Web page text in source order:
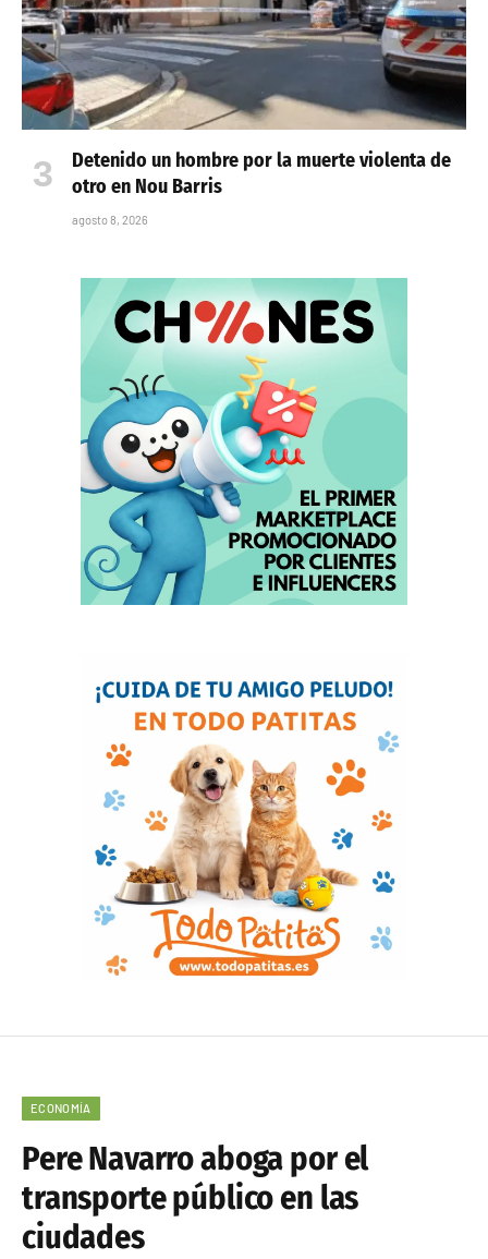
Detenido un hombre por la muerte violenta de
otro en Nou Barris
agosto 8, 2026
ECONOMÍA
Pere Navarro aboga por el
transporte público en las
ciudades